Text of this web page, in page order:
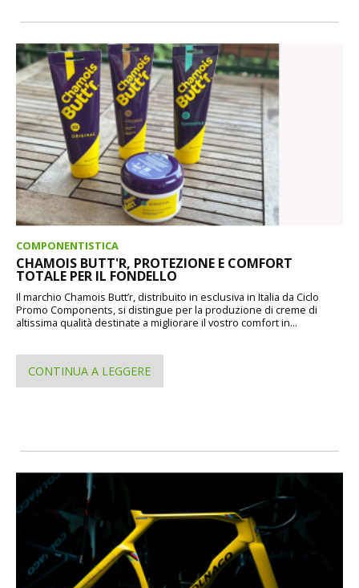
COMPONENTISTICA
CHAMOIS BUTT'R, PROTEZIONE E COMFORT
TOTALE PER IL FONDELLO
Il marchio Chamois Butt’r, distribuito in esclusiva in Italia da Ciclo
Promo Components, si distingue per la produzione di creme di
altissima qualità destinate a migliorare il vostro comfort in...
CONTINUA A LEGGERE